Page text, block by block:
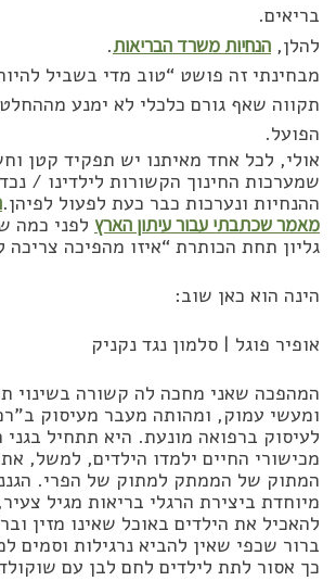
בריאים.
להלן, הנחיות משרד הבריאות.
מבחינתי זה פושט “טוב מדי בשביל
תקווה שאף גורם כלכלי לא ימנע
הפועל.
אולי, לכל אחד מאיתנו יש תפקיד קטן
שמערכות החינוך הקשורות לילדינו /
ההנחיות ונערכות כבר כעת לפעול לפיהן.
מאמר שכתבתי עבור עיתון הארץ לפני כמה
גליון תחת הכותרת “איזו מהפיכה צריכה
הינה הוא כאן שוב:
אופיר פוגל | סלמון נגד נקניק
המהפכה שאני מחכה לה קשורה בשינוי
ומעשי עמוק, ומהותה מעבר מעיסוק
לעיסוק ברפואה מונעת. היא תתחיל בגני
מכישורי החיים ילמדו הילדים, למשל,
המתוק של הממתק למתוק של הפרי.
מיוחדת ביצירת הרגלי בריאות מגיל
להאכיל את הילדים באוכל שאינו מזין
ברור שכפי שאין להביא נרגילות וסמים
כך אסור לתת לילדים לחם לבן עם